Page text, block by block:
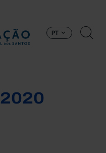
PT